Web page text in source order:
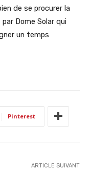
de se procurer la
Dome Solar qui
un temps
Pinterest
ARTICLE SUIVANT